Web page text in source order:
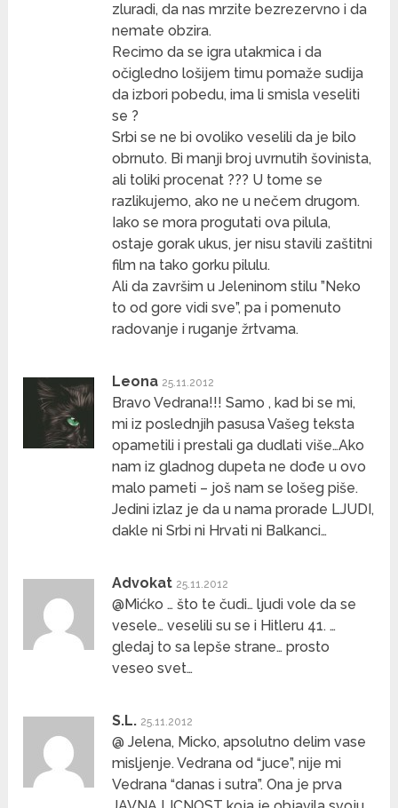
zluradi, da nas mrzite bezrezervno i da
nemate obzira.
Recimo da se igra utakmica i da
očigledno lošijem timu pomaže sudija
da izbori pobedu, ima li smisla veseliti
se ?
Srbi se ne bi ovoliko veselili da je bilo
obrnuto. Bi manji broj uvrnutih šovinista,
ali toliki procenat ??? U tome se
razlikujemo, ako ne u nečem drugom.
Iako se mora progutati ova pilula,
ostaje gorak ukus, jer nisu stavili zaštitni
film na tako gorku pilulu.
Ali da završim u Jeleninom stilu ”Neko
to od gore vidi sve”, pa i pomenuto
radovanje i ruganje žrtvama.
Leona 25.11.2012
Bravo Vedrana!!! Samo , kad bi se mi,
mi iz poslednjih pasusa Vašeg teksta
opametili i prestali ga dudlati više…Ako
nam iz gladnog dupeta ne dođe u ovo
malo pameti – još nam se lošeg piše.
Jedini izlaz je da u nama prorade LJUDI,
dakle ni Srbi ni Hrvati ni Balkanci…
Advokat 25.11.2012
@Mićko … što te čudi… ljudi vole da se
vesele… veselili su se i Hitleru 41. …
gledaj to sa lepše strane… prosto
veseo svet…
S.L. 25.11.2012
@ Jelena, Micko, apsolutno delim vase
misljenje. Vedrana od “juce”, nije mi
Vedrana “danas i sutra”. Ona je prva